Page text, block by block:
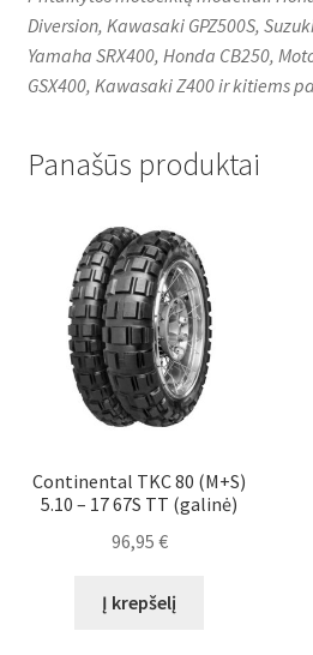
Diversion, Kawasaki GPZ500S,
Yamaha SRX400, Honda CB250,
GSX400, Kawasaki Z400 ir kitiems
Panašūs produktai
Continental TKC 80 (M+S)
5.10 – 17 67S TT (galinė)
96,95 €
Į krepšelį